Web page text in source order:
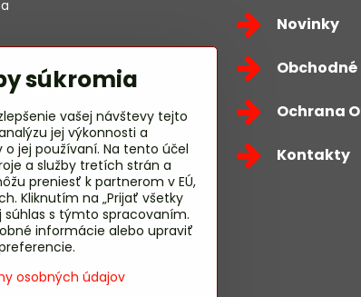
Novinky
Ochrana
Kontakty
súkromia
vašej návštevy tejto
jej výkonnosti a
jej používaní. Na tento účel
a služby tretích strán a
preniesť k partnerom v EÚ,
Kliknutím na „Prijať všetky
súhlas s týmto spracovaním.
informácie alebo upraviť
osobných údajov